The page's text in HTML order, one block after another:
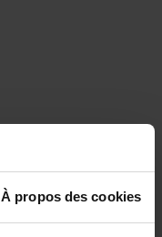
À propos des cookies